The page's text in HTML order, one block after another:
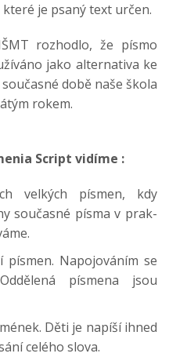
je psaný text určen.
rozhodlo, že písmo
jako alternativa ke
době naše škola
rokem.
Script vidíme :
velkých písmen, kdy
současné písma v prak-
písmen. Napojováním se
písmena jsou
Děti je napíší ihned
celého slova.